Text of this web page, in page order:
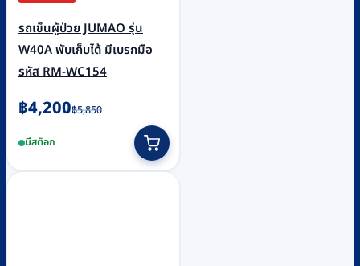
รถเข็นผู้ป่วย JUMAO รุ่น
W40A พับเก็บได้ มีเบรกมือ
รหัส RM-WC154
฿5,850
Original
was:
฿5,850.
฿4,200
Current
is:
฿4,200.
มีสต็อก